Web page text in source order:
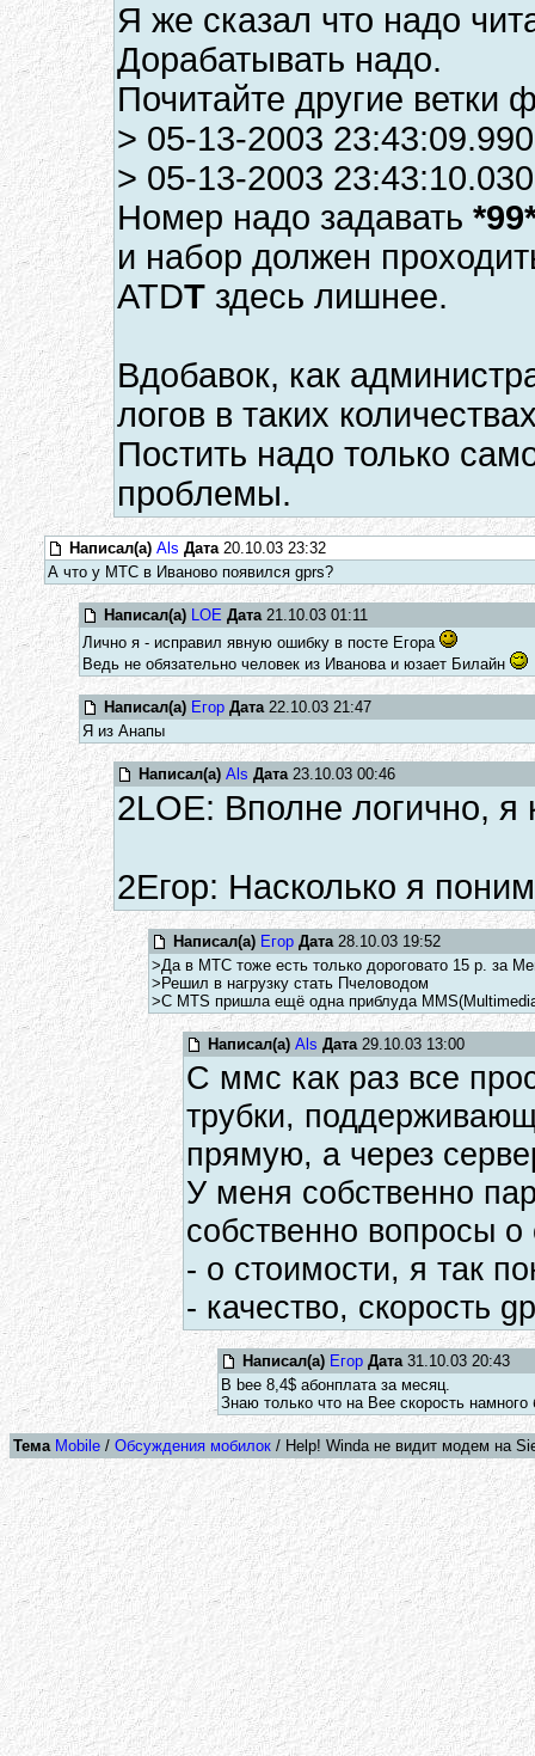
Я же сказал что надо
Дорабатывать надо.
Почитайте другие ветки
> 05-13-2003
> 05-13-2003
Номер надо задавать
и набор должен
ATDT здесь лишнее.
Вдобавок, как
логов в таких
Постить надо только
проблемы.
Написал(а) Als Дата20.10.03 23:32
А что у МТС в Иваново появился gprs?
Написал(а) LOE Дата21.10.03 01:11
Лично я - исправил явную ошибку в посте Егора
Ведь не обязательно человек из Иванова и юзает Билайн
Написал(а) Егор Дата22.10.03 21:47
Я из Анапы
Написал(а) Als Дата23.10.03 00:46
2LOE: Вполне логично, я
2Егор: Насколько я
Написал(а) Егор Дата28.10.03 19:52
>Да в МТС тоже есть только дороговато 15 р. за
>Решил в нагрузку стать Пчеловодом
>С MTS пришла ещё одна приблуда
Написал(а) Als Дата29.10.03 13:00
С ммс как раз все
трубки,
прямую, а через
У меня собственно
собственно вопросы
- о стоимости, я так
- качество, скорость
Написал(а) Егор Дата31.10.03 20:43
В bee 8,4$ абонплата за месяц.
Знаю только что на Bee скорость
Тема Mobile / Обсуждения мобилок / Help! Winda не видит модем на